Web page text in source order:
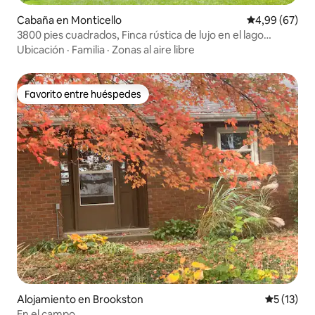
Cabaña en Monticello Calificación
4,99 (67)
3800 pies cuadrados, Finca rústica de lujo en el lago
Freeman
Ubicación · Familia · Zonas al aire libre
Favorito entre huéspedes
Favorito entre huéspedes
Alojamiento en Brookston
5 (13)